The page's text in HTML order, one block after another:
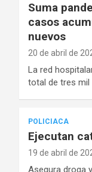
Suma
casos
nuevos
20 de abril de
La red
total de tres
POLICIACA
Ejecutan
19 de abril de
Asegura droga